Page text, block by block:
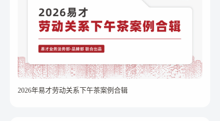
2026年易才劳动关系下午茶案例合辑